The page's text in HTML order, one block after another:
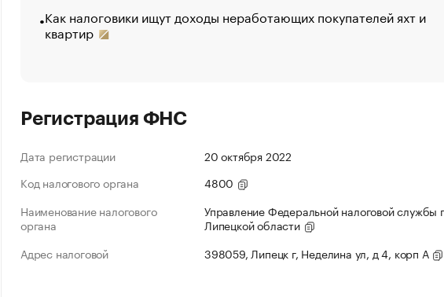
Как налоговики ищут доходы неработающих покупателей яхт и
квартир
Регистрация ФНС
Дата регистрации
20 октября 2022
Код налогового органа
4800
Наименование налогового
органа
Управление Федеральной налоговой службы
Липецкой области
Адрес налоговой
398059, Липецк г, Неделина ул, д 4, корп А